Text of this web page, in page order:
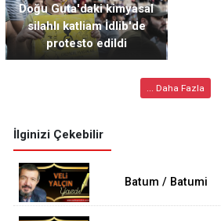
Doğu Guta'daki kimyasal
silahlı katliam İdlib'de
protesto edildi
... Daha Fazla
İlginizi Çekebilir
Batum / Batumi